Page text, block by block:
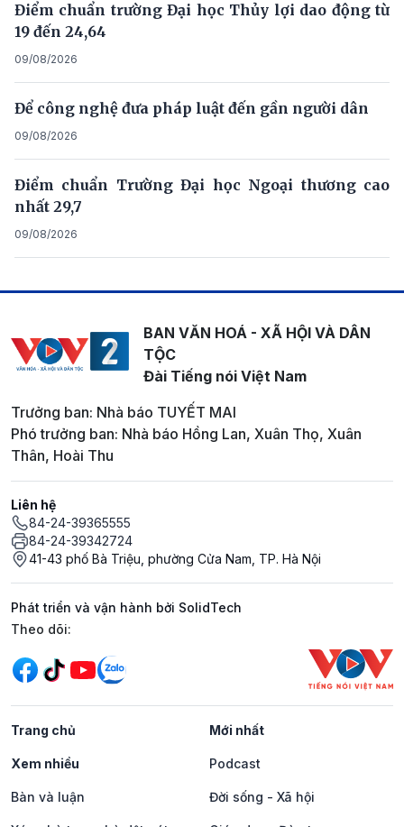
Điểm chuẩn trường Đại học Thủy lợi dao động từ
19 đến 24,64
09/08/2026
Để công nghệ đưa pháp luật đến gần người dân
09/08/2026
Điểm chuẩn Trường Đại học Ngoại thương cao
nhất 29,7
09/08/2026
BAN VĂN HOÁ - XÃ HỘI VÀ DÂN
TỘC
Đài Tiếng nói Việt Nam
Trưởng ban: Nhà báo TUYẾT MAI
Phó trưởng ban: Nhà báo Hồng Lan, Xuân Thọ, Xuân
Thân, Hoài Thu
Liên hệ
84-24-39365555
84-24-39342724
41-43 phố Bà Triệu, phường Cửa Nam, TP. Hà Nội
Phát triển và vận hành bởi SolidTech
Mạng xã hội
Theo dõi:
Trang chủ Mới nhất
Xem nhiều Podcast
Bàn và luận Đời sống - Xã hội